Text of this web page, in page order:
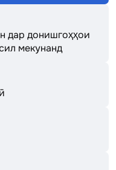
дар донишгоҳҳои
мекунанд